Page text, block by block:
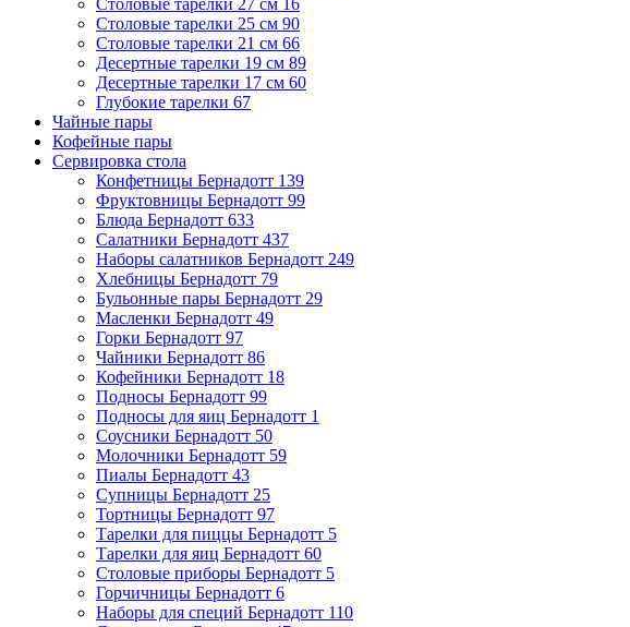
Столовые тарелки 27 см 16
Столовые тарелки 25 см 90
Столовые тарелки 21 см 66
Десертные тарелки 19 см 89
Десертные тарелки 17 см 60
Глубокие тарелки 67
Чайные пары
Кофейные пары
Сервировка стола
Конфетницы Бернадотт 139
Фруктовницы Бернадотт 99
Блюда Бернадотт 633
Салатники Бернадотт 437
Наборы салатников Бернадотт 249
Хлебницы Бернадотт 79
Бульонные пары Бернадотт 29
Масленки Бернадотт 49
Горки Бернадотт 97
Чайники Бернадотт 86
Кофейники Бернадотт 18
Подносы Бернадотт 99
Подносы для яиц Бернадотт 1
Соусники Бернадотт 50
Молочники Бернадотт 59
Пиалы Бернадотт 43
Супницы Бернадотт 25
Тортницы Бернадотт 97
Тарелки для пиццы Бернадотт 5
Тарелки для яиц Бернадотт 60
Столовые приборы Бернадотт 5
Горчичницы Бернадотт 6
Наборы для специй Бернадотт 110